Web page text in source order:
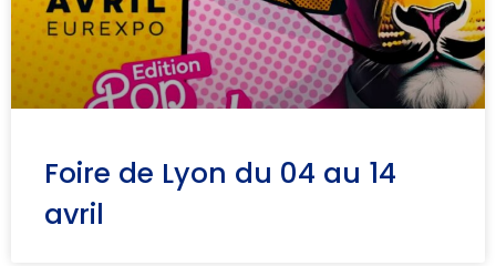
Foire de Lyon du 04 au 14
avril